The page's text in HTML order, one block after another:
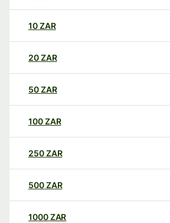
10ZAR
20ZAR
50ZAR
100ZAR
250ZAR
500ZAR
1000ZAR